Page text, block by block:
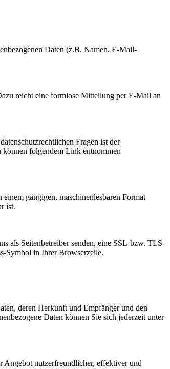
Daten (z.B. Namen, E-Mail-
reicht eine formlose Mitteilung per E-Mail an
Fragen ist der
können folgendem Link entnommen
gängigen, maschinenlesbaren Format
ist.
als Seitenbetreiber senden, eine SSL-bzw. TLS-
Symbol in Ihrer Browserzeile.
deren Herkunft und Empfänger und den
Daten können Sie sich jederzeit unter
Angebot nutzerfreundlicher, effektiver und